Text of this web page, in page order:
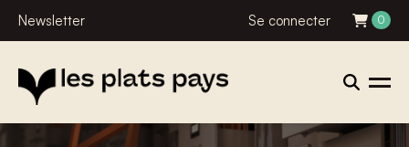
Newsletter Se connecter 0